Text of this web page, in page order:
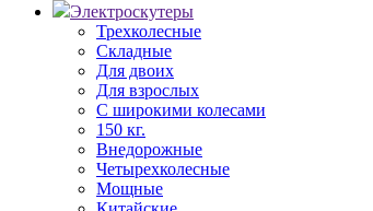
Электроскутеры
Трехколесные
Складные
Для двоих
Для взрослых
С широкими колесами
150 кг.
Внедорожные
Четырехколесные
Мощные